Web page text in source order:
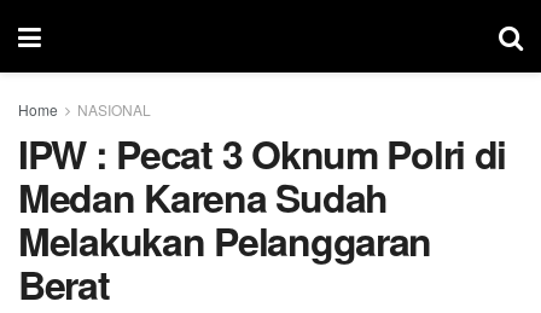
Home NASIONAL
IPW : Pecat 3 Oknum Polri di
Medan Karena Sudah
Melakukan Pelanggaran
Berat